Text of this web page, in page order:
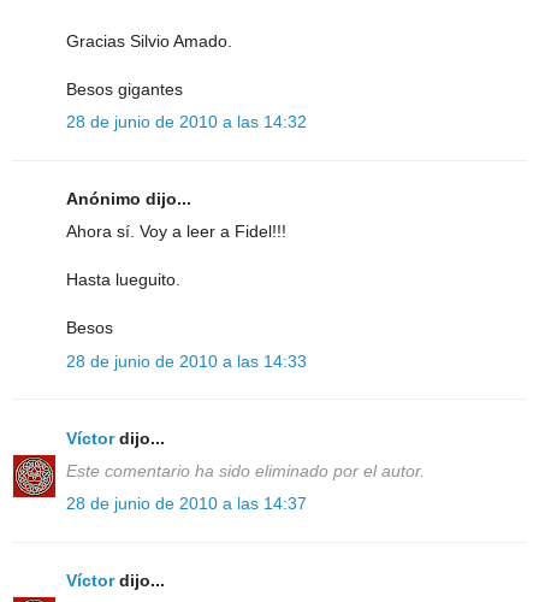
Gracias Silvio Amado.
Besos gigantes
28 de junio de 2010 a las 14:32
Anónimo dijo...
Ahora sí. Voy a leer a Fidel!!!
Hasta lueguito.
Besos
28 de junio de 2010 a las 14:33
Víctordijo...
Este comentario ha sido eliminado por el autor.
28 de junio de 2010 a las 14:37
Víctordijo...